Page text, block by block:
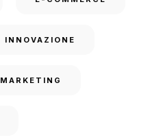
INNOVAZIONE
MARKETING